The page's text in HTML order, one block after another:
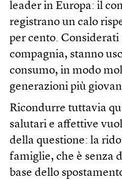
leader in Europa: il
registrano un calo
per cento.
compagnia, stanno
consumo, in modo
generazioni più
Ricondurre tuttavia
salutari e affettive
della questione: la
famiglie, che è senza
base dello